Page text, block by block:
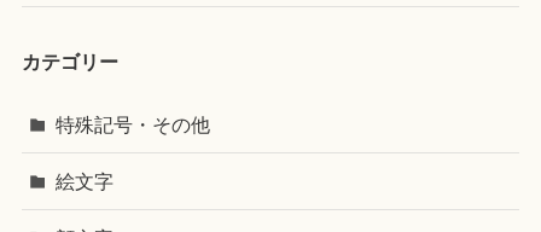
カテゴリー
特殊記号・その他
絵文字